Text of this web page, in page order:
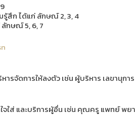
สึก ได้แก่ ลักษณ์ 2, 3, 4
ลักษณ์ 5, 6, 7
ารจัดการให้ลงตัว เช่น ผู้บริหาร เลขานุ
จใส่ และบริการผู้อื่น เช่น คุณครู แพทย์ พ